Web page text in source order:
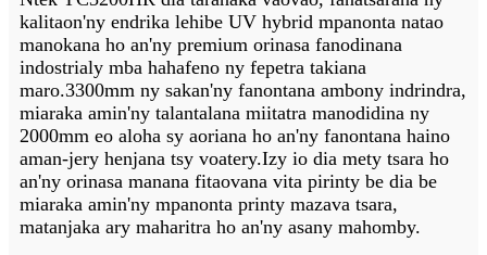
kalitaon'ny endrika lehibe UV hybrid mpanonta natao
manokana ho an'ny premium orinasa fanodinana
indostrialy mba hahafeno ny fepetra takiana
maro.3300mm ny sakan'ny fanontana ambony indrindra,
miaraka amin'ny talantalana miitatra manodidina ny
2000mm eo aloha sy aoriana ho an'ny fanontana haino
aman-jery henjana tsy voatery.Izy io dia mety tsara ho
an'ny orinasa manana fitaovana vita pirinty be dia be
miaraka amin'ny mpanonta printy mazava tsara,
matanjaka ary maharitra ho an'ny asany mahomby.